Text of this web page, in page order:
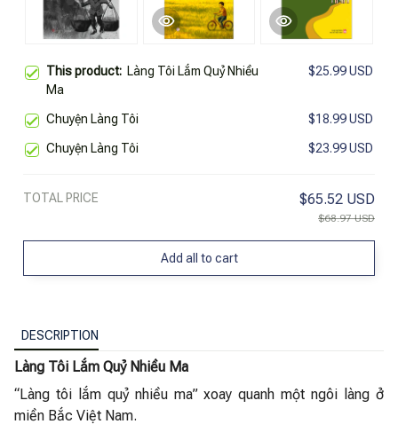
This product: Làng Tôi Lắm Quỷ Nhiều
Ma
$25.99 USD
Chuyện Làng Tôi $18.99 USD
Chuyện Làng Tôi $23.99 USD
TOTAL PRICE $65.52 USD
$68.97 USD
Add all to cart
DESCRIPTION
Làng Tôi Lắm Quỷ Nhiều Ma
“Làng tôi lắm quỷ nhiều ma” xoay quanh một ngôi làng ở
miền Bắc Việt Nam.